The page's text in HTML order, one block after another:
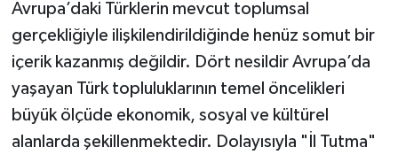
Avrupa’daki Türklerin mevcut toplumsal
gerçekliğiyle ilişkilendirildiğinde henüz somut bir
içerik kazanmış değildir. Dört nesildir Avrupa’da
yaşayan Türk topluluklarının temel öncelikleri
büyük ölçüde ekonomik, sosyal ve kültürel
alanlarda şekillenmektedir. Dolayısıyla "İl Tutma"